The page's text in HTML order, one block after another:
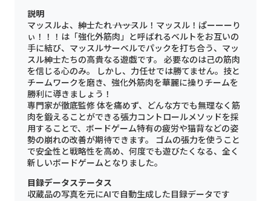
説明
マッスルよ、紳士たれ――― ハッスル！マッスル！ぱーーーり
ぃ！！！は「強化外筋肉」と呼ばれるベルトをお互いの
手に結び、マッスルサーベルでパックを打ち合う、マッ
スル紳士たちの高貴なる遊戯です。 必要なのは己の筋肉
を信じる心のみ。 しかし、力任せでは勝てません。技と
チームワークを磨き、強化外筋肉を華麗に操りチームを
勝利に導きましょう！
専門家が徹底監修 体を痛めず、どんな方でも無理なく筋
肉を鍛えることができる張力コントロールメソッドを採
用することで、ボードゲーム特有の疲労や猫背などの姿
勢の崩れの改善が期待できます。 ゴムの張力を使うこと
で安全性と戦略性を高め、何度でも遊びたくなる、全く
新しいボードゲームとなりました。
目録データステータス
収蔵品の写真を元にAIで自動生成した目録データです